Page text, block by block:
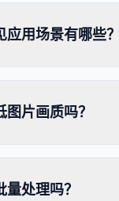
用场景有哪些？
片画质吗？
处理吗？